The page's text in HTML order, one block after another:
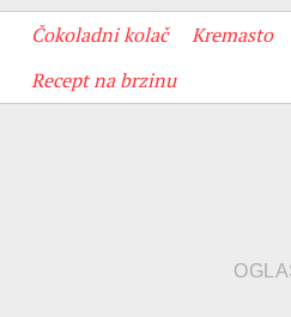
Čokoladni kolač Kremasto
Recept na brzinu